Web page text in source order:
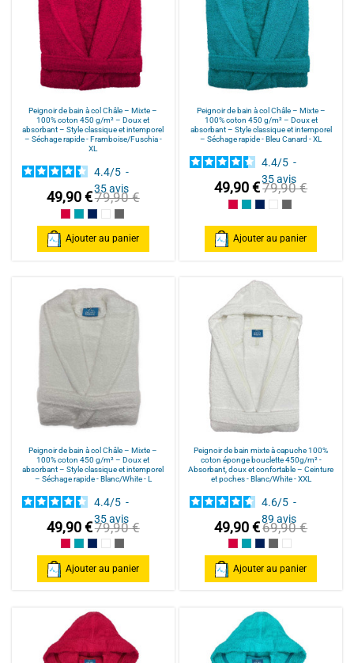
Peignoir de bain à col Châle – Mixte –
100% coton 450 g/m² – Doux et
absorbant – Style classique et intemporel
– Séchage rapide - Framboise/Fuschia -
XL
4.4/5 -
35avis
49,90 €79,90 €
Framboise/Fuschia
Bleu Canard
Bleu Marine/Navy Blue
Blanc/White
Anthracite/Dark Grey
Ajouter au panier
Peignoir de bain à col Châle – Mixte –
100% coton 450 g/m² – Doux et
absorbant – Style classique et intemporel
– Séchage rapide - Bleu Canard - XL
4.4/5 -
35avis
49,90 €79,90 €
Framboise/Fuschia
Bleu Canard
Bleu Marine/Navy
Blanc/White
Anthracite/
Ajouter au panier
Peignoir de bain à col Châle – Mixte –
100% coton 450 g/m² – Doux et
absorbant – Style classique et intemporel
– Séchage rapide - Blanc/White - L
4.4/5 -
35avis
49,90 €79,90 €
Framboise/Fuschia
Bleu Canard
Bleu Marine/Navy Blue
Blanc/White
Anthracite/Dark Grey
Ajouter au panier
Peignoir de bain mixte à capuche 100%
coton éponge bouclette 450g/m² -
Absorbant, doux et confortable – Ceinture
et poches - Blanc/White - XXL
4.6/5 -
89avis
49,90 €69,90 €
Framboise/Fuschia
Bleu Canard
Bleu Marine/Navy
Gris/Grey
Blanc/White
Ajouter au panier